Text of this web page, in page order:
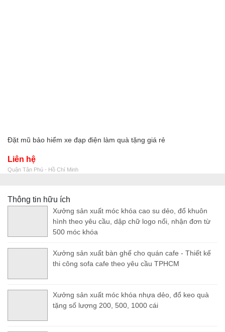
Đặt mũ bảo hiểm xe đạp điện làm quà tặng giá rẻ
Liên hệ
Quận Tân Phú - Hồ Chí Minh
Thông tin hữu ích
Xưởng sản xuất móc khóa cao su dẻo, đổ khuôn
hình theo yêu cầu, dập chữ logo nổi, nhận đơn từ
500 móc khóa
Xưởng sản xuất bàn ghế cho quán cafe - Thiết kế
thi công sofa cafe theo yêu cầu TPHCM
Xưởng sản xuất móc khóa nhựa dẻo, đổ keo quà
tặng số lượng 200, 500, 1000 cái